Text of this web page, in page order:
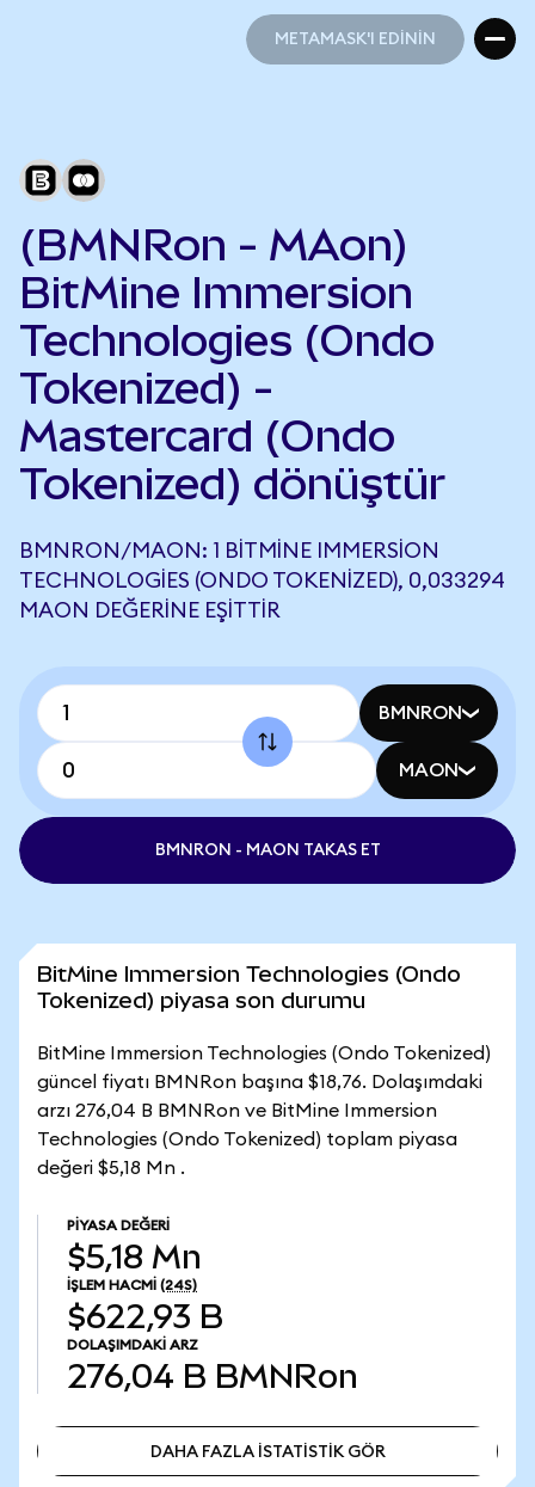
METAMASK'I EDİNİN
(BMNRon - MAon)
BitMine Immersion
Technologies (Ondo
Tokenized) -
Mastercard (Ondo
Tokenized) dönüştür
BMNRON/MAON: 1 BITMINE IMMERSION
TECHNOLOGIES (ONDO TOKENIZED), 0,033294
MAON DEĞERINE EŞITTIR
BMNRON
MAON
BMNRON - MAON TAKAS ET
BitMine Immersion Technologies (Ondo
Tokenized) piyasa son durumu
BitMine Immersion Technologies (Ondo Tokenized)
güncel fiyatı BMNRon başına $18,76. Dolaşımdaki
arzı 276,04 B BMNRon ve BitMine Immersion
Technologies (Ondo Tokenized) toplam piyasa
değeri $5,18 Mn .
PIYASA DEĞERI
$5,18 Mn
İŞLEM HACMI (24S)
$622,93 B
DOLAŞIMDAKI ARZ
276,04 B BMNRon
DAHA FAZLA İSTATİSTİK GÖR